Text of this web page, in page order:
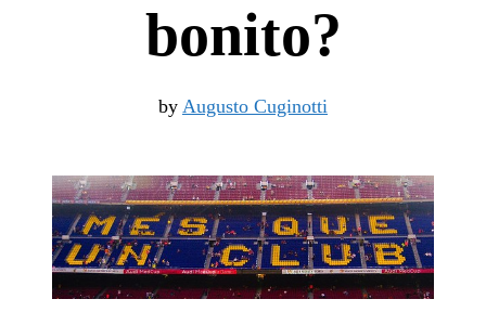
bonito?
by Augusto Cuginotti